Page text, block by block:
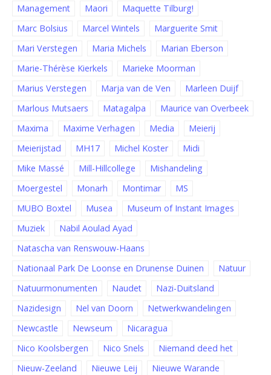
Management
Maori
Maquette Tilburg!
Marc Bolsius
Marcel Wintels
Marguerite Smit
Mari Verstegen
Maria Michels
Marian Eberson
Marie-Thérèse Kierkels
Marieke Moorman
Marius Verstegen
Marja van de Ven
Marleen Duijf
Marlous Mutsaers
Matagalpa
Maurice van Overbeek
Maxima
Maxime Verhagen Media
Meierij
Meierijstad
MH17 Michel Koster
Midi
Mike Massé
Mill-Hillcollege
Mishandeling
Moergestel
Monarh Montimar
MS
MUBO Boxtel
Musea
Museum of Instant Images
Muziek
Nabil Aoulad Ayad
Natascha van Renswouw-Haans
Nationaal Park De Loonse en Drunense Duinen
Natuur
Natuurmonumenten
Naudet
Nazi-Duitsland
Nazidesign
Nel van Doorn
Netwerkwandelingen
Newcastle
Newseum
Nicaragua
Nico Koolsbergen
Nico Snels
Niemand deed het
Nieuw-Zeeland
Nieuwe Leij
Nieuwe Warande